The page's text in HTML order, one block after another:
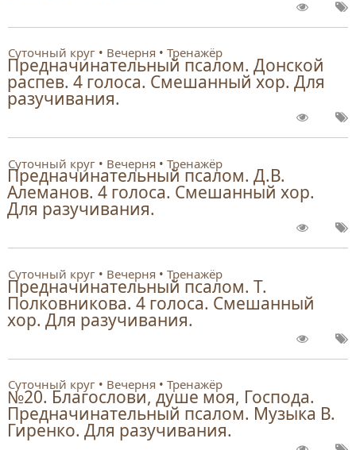
Суточный круг Вечерня Тренажёр
Предначинательный псалом. Донской
распев. 4 голоса. Смешанный хор. Для
разучивания.
Суточный круг Вечерня Тренажёр
Предначинательный псалом. Д.В.
Алеманов. 4 голоса. Смешанный хор.
Для разучивания.
Суточный круг Вечерня Тренажёр
Предначинательный псалом. Т.
Полковникова. 4 голоса. Смешанный
хор. Для разучивания.
Суточный круг Вечерня Тренажёр
№20. Благослови, душе моя, Господа.
Предначинательный псалом. Музыка В.
Гиренко. Для разучивания.